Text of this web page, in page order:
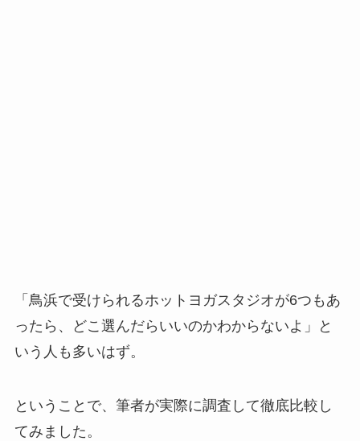
「鳥浜で受けられるホットヨガスタジオが6つもあ
ったら、どこ選んだらいいのかわからないよ」と
いう人も多いはず。
ということで、筆者が実際に調査して徹底比較し
てみました。